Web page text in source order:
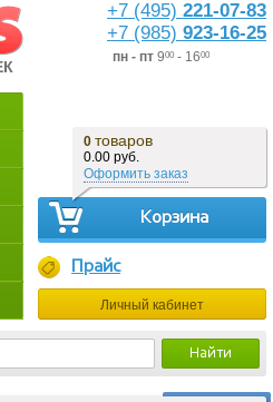
+7 (495) 221-07-83
+7 (985) 923-16-25
пн - пт 900 - 1600
Прайс
0 товаров
0.00 руб.
Оформить заказ
Корзина
Личный кабинет